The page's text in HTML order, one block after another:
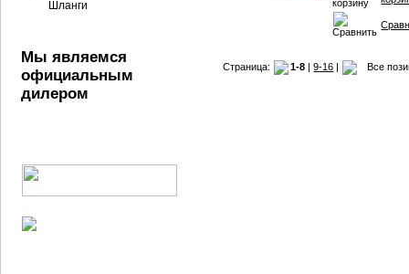
Шланги
Мы являемся
официальным
дилером
Страница: 1-8 |9-16 | Все